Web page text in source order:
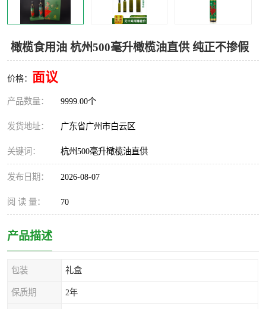
橄榄食用油 杭州500毫升橄榄油直供 纯正不掺假
价格： 面议
产品数量： 9999.00个
发货地址： 广东省广州市白云区
关键词： 杭州500毫升橄榄油直供
发布日期： 2026-08-07
阅 读 量： 70
产品描述
包装 礼盒
保质期 2年